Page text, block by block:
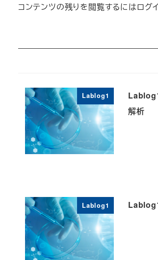
コンテンツの残りを閲覧するにはログ
Lablog1
解析
Lablog1